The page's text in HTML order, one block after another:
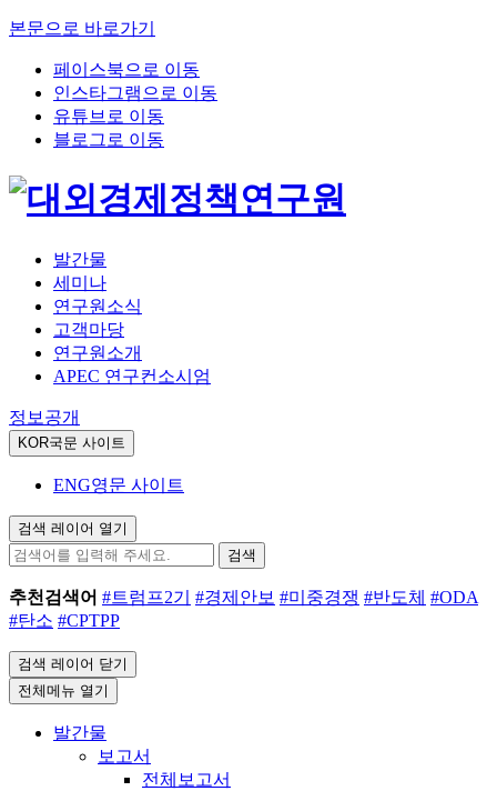
본문으로 바로가기
페이스북으로 이동
인스타그램으로 이동
유튜브로 이동
블로그로 이동
발간물
세미나
연구원소식
고객마당
연구원소개
APEC 연구컨소시엄
정보공개
KOR국문 사이트
ENG영문 사이트
검색 레이어 열기
검색
추천검색어 #트럼프2기 #경제안보 #미중경쟁 #반도체 #ODA
#탄소 #CPTPP
검색 레이어 닫기
전체메뉴 열기
발간물
보고서
전체보고서